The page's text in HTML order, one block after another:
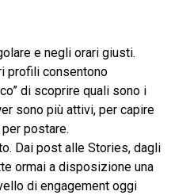
e negli orari giusti.
profili consentono
di scoprire quali sono i
sono più attivi, per capire
postare.
Dai post alle Stories, dagli
ormai a disposizione una
di engagement oggi